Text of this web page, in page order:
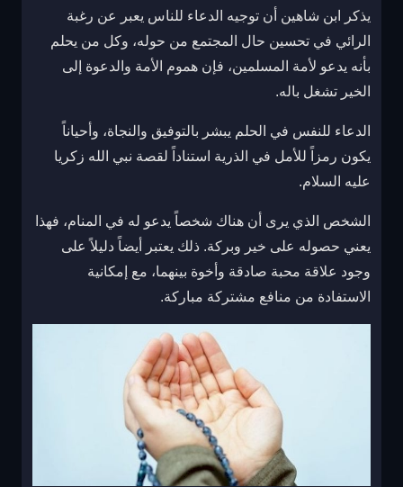
يذكر ابن شاهين أن توجيه الدعاء للناس يعبر عن رغبة
الرائي في تحسين حال المجتمع من حوله، وكل من يحلم
بأنه يدعو لأمة المسلمين، فإن هموم الأمة والدعوة إلى
الخير تشغل باله.
الدعاء للنفس في الحلم يبشر بالتوفيق والنجاة، وأحياناً
يكون رمزاً للأمل في الذرية استناداً لقصة نبي الله زكريا
عليه السلام.
الشخص الذي يرى أن هناك شخصاً يدعو له في المنام، فهذا
يعني حصوله على خير وبركة. ذلك يعتبر أيضاً دليلاً على
وجود علاقة محبة صادقة وأخوة بينهما، مع إمكانية
الاستفادة من منافع مشتركة مباركة.